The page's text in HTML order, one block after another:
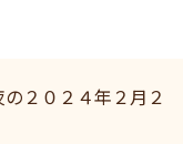
２０２４年２月２